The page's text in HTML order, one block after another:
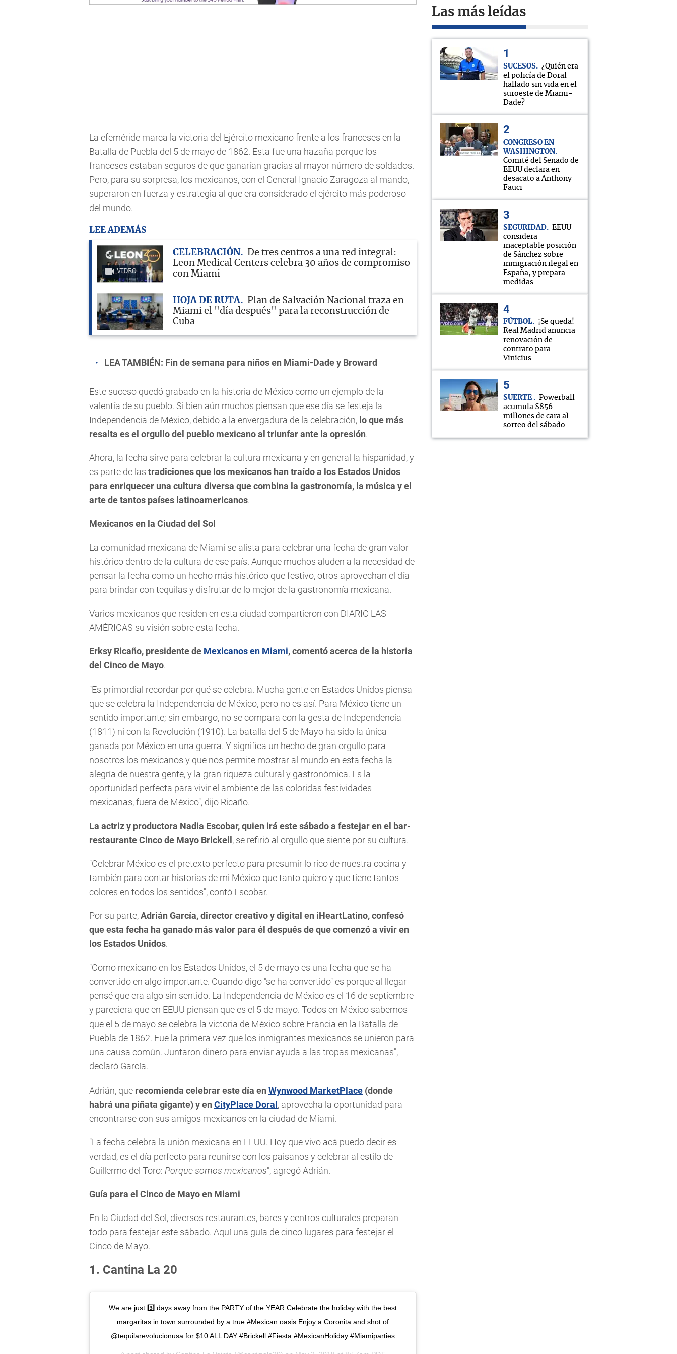
La efeméride marca la victoria del Ejército mexicano frente a los franceses en la
Batalla de Puebla del 5 de mayo de 1862. Esta fue una hazaña porque los
franceses estaban seguros de que ganarían gracias al mayor número de soldados.
Pero, para su sorpresa, los mexicanos, con el General Ignacio Zaragoza al mando,
superaron en fuerza y estrategia al que era considerado el ejército más poderoso
del mundo.
LEE ADEMÁS
VIDEO
CELEBRACIÓN
De tres centros a una red integral:
Leon Medical Centers celebra 30 años de compromiso
con Miami
HOJA DE RUTA
Plan de Salvación Nacional traza en
Miami el "día después" para la reconstrucción de
Cuba
LEA TAMBIÉN: Fin de semana para niños en Miami-Dade y Broward
Este suceso quedó grabado en la historia de México como un ejemplo de la
valentía de su pueblo. Si bien aún muchos piensan que ese día se festeja la
Independencia de México, debido a la envergadura de la celebración, lo que más
resalta es el orgullo del pueblo mexicano al triunfar ante la opresión.
Ahora, la fecha sirve para celebrar la cultura mexicana y en general la hispanidad, y
es parte de las tradiciones que los mexicanos han traído a los Estados Unidos
para enriquecer una cultura diversa que combina la gastronomía, la música y el
arte de tantos países latinoamericanos.
Mexicanos en la Ciudad del Sol
La comunidad mexicana de Miami se alista para celebrar una fecha de gran valor
histórico dentro de la cultura de ese país. Aunque muchos aluden a la necesidad de
pensar la fecha como un hecho más histórico que festivo, otros aprovechan el día
para brindar con tequilas y disfrutar de lo mejor de la gastronomía mexicana.
Varios mexicanos que residen en esta ciudad compartieron con DIARIO LAS
AMÉRICAS su visión sobre esta fecha.
Erksy Ricaño, presidente de Mexicanos en Miami, comentó acerca de la historia
del Cinco de Mayo.
"Es primordial recordar por qué se celebra. Mucha gente en Estados Unidos piensa
que se celebra la Independencia de México, pero no es así. Para México tiene un
sentido importante; sin embargo, no se compara con la gesta de Independencia
(1811) ni con la Revolución (1910). La batalla del 5 de Mayo ha sido la única
ganada por México en una guerra. Y significa un hecho de gran orgullo para
nosotros los mexicanos y que nos permite mostrar al mundo en esta fecha la
alegría de nuestra gente, y la gran riqueza cultural y gastronómica. Es la
oportunidad perfecta para vivir el ambiente de las coloridas festividades
mexicanas, fuera de México", dijo Ricaño.
La actriz y productora Nadia Escobar, quien irá este sábado a festejar en el bar-
restaurante Cinco de Mayo Brickell, se refirió al orgullo que siente por su cultura.
"Celebrar México es el pretexto perfecto para presumir lo rico de nuestra cocina y
también para contar historias de mi México que tanto quiero y que tiene tantos
colores en todos los sentidos", contó Escobar.
Por su parte,Adrián García, director creativo y digital en iHeartLatino, confesó
que esta fecha ha ganado más valor para él después de que comenzó a vivir en
los Estados Unidos.
"Como mexicano en los Estados Unidos, el 5 de mayo es una fecha que se ha
convertido en algo importante. Cuando digo "se ha convertido" es porque al llegar
pensé que era algo sin sentido. La Independencia de México es el 16 de septiembre
y pareciera que en EEUU piensan que es el 5 de mayo. Todos en México sabemos
que el 5 de mayo se celebra la victoria de México sobre Francia en la Batalla de
Puebla de 1862. Fue la primera vez que los inmigrantes mexicanos se unieron para
una causa común. Juntaron dinero para enviar ayuda a las tropas mexicanas",
declaró García.
Adrián, que recomienda celebrar este día en Wynwood MarketPlace (donde
habrá una piñata gigante) y en CityPlace Doral, aprovecha la oportunidad para
encontrarse con sus amigos mexicanos en la ciudad de Miami.
"La fecha celebra la unión mexicana en EEUU. Hoy que vivo acá puedo decir es
verdad, es el día perfecto para reunirse con los paisanos y celebrar al estilo de
Guillermo del Toro: Porque somos mexicanos", agregó Adrián.
Guía para el Cinco de Mayo en Miami
En la Ciudad del Sol, diversos restaurantes, bares y centros culturales preparan
todo para festejar este sábado. Aquí una guía de cinco lugares para festejar el
Cinco de Mayo.
1. Cantina La 20
We are just 3️⃣ days away from the PARTY of the YEAR Celebrate the holiday with the best
margaritas in town surrounded by a true #Mexican oasis Enjoy a Coronita and shot of
@tequilarevolucionusa for $10 ALL DAY #Brickell #Fiesta #MexicanHoliday #Miamiparties
Las más leídas
SUCESOS
¿Quién era
el policía de Doral
hallado sin vida en el
suroeste de Miami-
Dade?
CONGRESO EN
WASHINGTON
Comité del Senado de
EEUU declara en
desacato a Anthony
Fauci
SEGURIDAD
EEUU
considera
inaceptable posición
de Sánchez sobre
inmigración ilegal en
España, y prepara
medidas
FÚTBOL
¡Se queda!
Real Madrid anuncia
renovación de
contrato para
Vinicius
SUERTE
Powerball
acumula $856
millones de cara al
sorteo del sábado